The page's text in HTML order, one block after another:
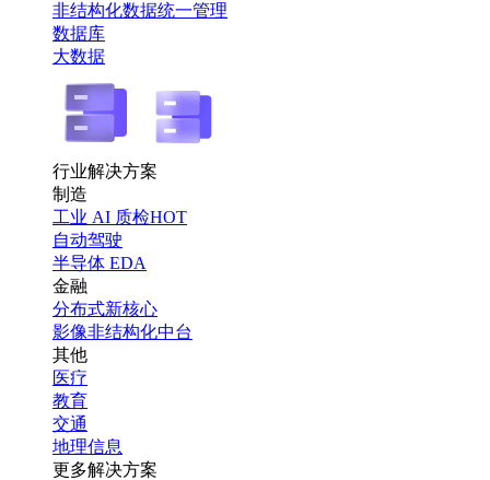
非结构化数据统一管理
数据库
大数据
行业解决方案
制造
工业 AI 质检HOT
自动驾驶
半导体 EDA
金融
分布式新核心
影像非结构化中台
其他
医疗
教育
交通
地理信息
更多解决方案